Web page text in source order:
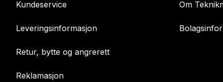
Kundeservice
Leveringsinformasjon
Retur, bytte og angrerett
Reklamasjon
Om